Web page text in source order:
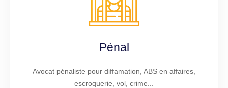
Pénal
Avocat pénaliste pour diffamation, ABS en affaires,
escroquerie, vol, crime...